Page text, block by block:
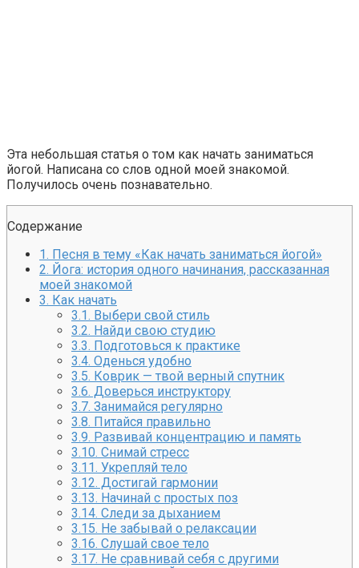
Эта небольшая статья о том как начать заниматься
йогой. Написана со слов одной моей знакомой.
Получилось очень познавательно.
Содержание
1. Песня в тему «Как начать заниматься йогой»
2. Йога: история одного начинания, рассказанная
моей знакомой
3. Как начать
3.1. Выбери свой стиль
3.2. Найди свою студию
3.3. Подготовься к практике
3.4. Оденься удобно
3.5. Коврик — твой верный спутник
3.6. Доверься инструктору
3.7. Занимайся регулярно
3.8. Питайся правильно
3.9. Развивай концентрацию и память
3.10. Снимай стресс
3.11. Укрепляй тело
3.12. Достигай гармонии
3.13. Начинай с простых поз
3.14. Следи за дыханием
3.15. Не забывай о релаксации
3.16. Слушай свое тело
3.17. Не сравнивай себя с другими